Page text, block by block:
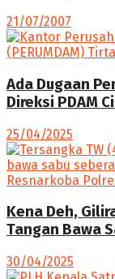
21/07/2007
Ada Dugaan
Direksi PDAM
25/04/2025
Kena Deh,
Tangan Bawa
30/04/2025